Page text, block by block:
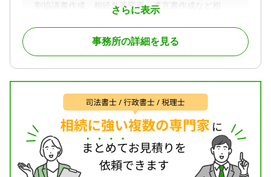
さらに表示
割協議書作成、相続名義変更、遺言書作成など相
続・遺言のお手続きならお任せ下さい。
駐車場・相談室も完備しておりますので、お電話に
てご予約の上ご来訪お待ちしております。
対応業務
遺言書 / 遺産分割 / 相続財産調査 / 相続手続き / 銀行
手続き / 戸籍収集 / 相続人調査
訪問可 / 土日相談可 / 初回相談無料 / 事務所面談可
事務所の詳細を見る